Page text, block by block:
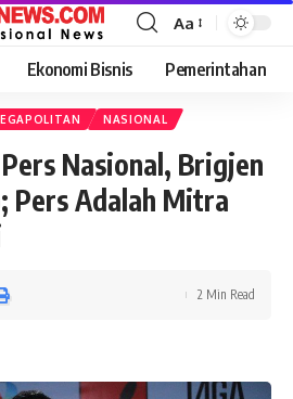
Aa
Ekonomi Bisnis Pemerintahan
NASIONAL
Nasional, Brigjen
Pers Adalah Mitra
2 Min Read